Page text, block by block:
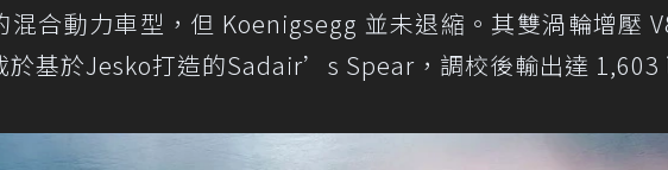
合動力車型，但 Koenigsegg 並未退縮。其雙渦輪增壓
於基於Jesko打造的Sadair’s Spear，調校後輸出達 1,603